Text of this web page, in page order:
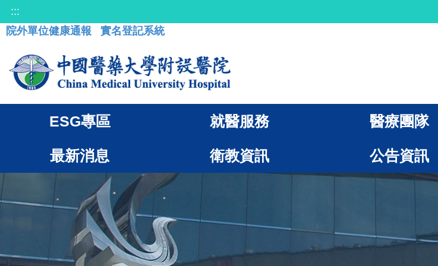
:::
院外單位健康通報
實名登記系統
ESG專區 就醫服務 醫療團隊
最新消息 衛教資訊 公告資訊